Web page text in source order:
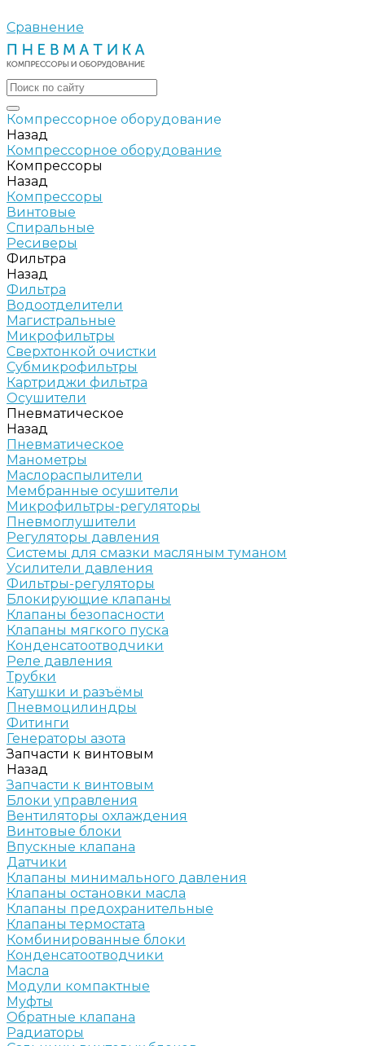
Сравнение
Компрессорное оборудование
Назад
Компрессорное оборудование
Компрессоры
Назад
Компрессоры
Винтовые
Спиральные
Ресиверы
Фильтра
Назад
Фильтра
Водоотделители
Магистральные
Микрофильтры
Сверхтонкой очистки
Субмикрофильтры
Картриджи фильтра
Осушители
Пневматическое
Назад
Пневматическое
Манометры
Маслораспылители
Мембранные осушители
Микрофильтры-регуляторы
Пневмоглушители
Регуляторы давления
Системы для смазки масляным туманом
Усилители давления
Фильтры-регуляторы
Блокирующие клапаны
Клапаны безопасности
Клапаны мягкого пуска
Конденсатоотводчики
Реле давления
Трубки
Катушки и разъёмы
Пневмоцилиндры
Фитинги
Генераторы азота
Запчасти к винтовым
Назад
Запчасти к винтовым
Блоки управления
Вентиляторы охлаждения
Винтовые блоки
Впускные клапана
Датчики
Клапаны минимального давления
Клапаны остановки масла
Клапаны предохранительные
Клапаны термостата
Комбинированные блоки
Конденсатоотводчики
Масла
Модули компактные
Муфты
Обратные клапана
Радиаторы